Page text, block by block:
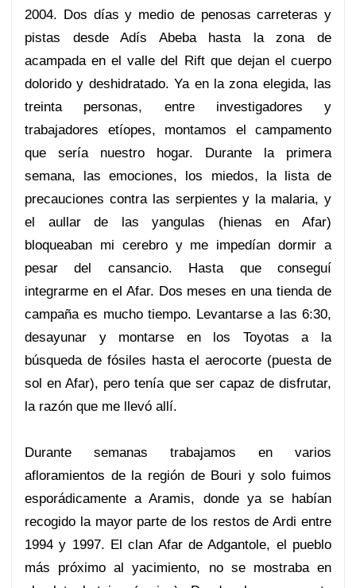
2004. Dos días y medio de penosas carreteras y
pistas desde Adís Abeba hasta la zona de
acampada en el valle del Rift que dejan el cuerpo
dolorido y deshidratado. Ya en la zona elegida, las
treinta personas, entre investigadores y
trabajadores etíopes, montamos el campamento
que sería nuestro hogar. Durante la primera
semana, las emociones, los miedos, la lista de
precauciones contra las serpientes y la malaria, y
el aullar de las yangulas (hienas en Afar)
bloqueaban mi cerebro y me impedían dormir a
pesar del cansancio. Hasta que conseguí
integrarme en el Afar. Dos meses en una tienda de
campaña es mucho tiempo. Levantarse a las 6:30,
desayunar y montarse en los Toyotas a la
búsqueda de fósiles hasta el aerocorte (puesta de
sol en Afar), pero tenía que ser capaz de disfrutar,
la razón que me llevó allí.
Durante semanas trabajamos en varios
afloramientos de la región de Bouri y solo fuimos
esporádicamente a Aramis, donde ya se habían
recogido la mayor parte de los restos de Ardi entre
1994 y 1997. El clan Afar de Adgantole, el pueblo
más próximo al yacimiento, no se mostraba en